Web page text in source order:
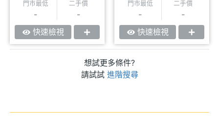
門市最低
-
二手價
-
快速檢視
門市最低
-
二手價
-
快速檢視
想試更多條件?
請試試 進階搜尋